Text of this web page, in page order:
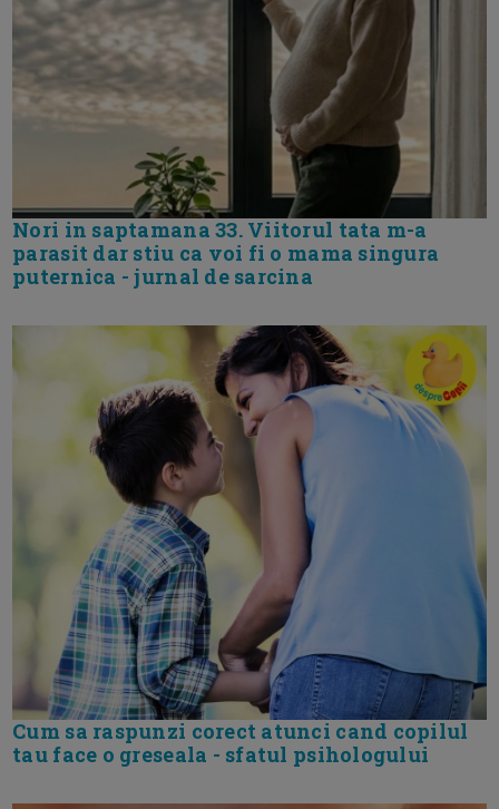
Nori in saptamana 33. Viitorul tata m-a
parasit dar stiu ca voi fi o mama singura
puternica - jurnal de sarcina
Cum sa raspunzi corect atunci cand copilul
tau face o greseala - sfatul psihologului